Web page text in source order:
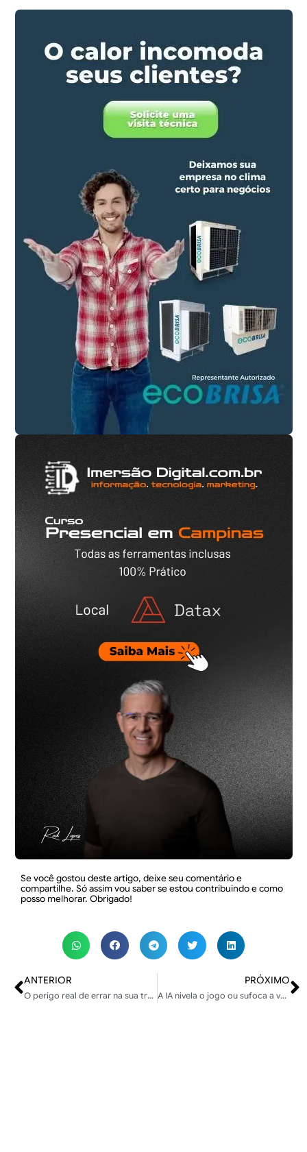
Se você gostou deste artigo, deixe seu comentário e
compartilhe. Só assim vou saber se estou contribuindo e como
posso melhorar. Obrigado!
ANTERIOR
O perigo real de errar na sua transição de carreira
PRÓXIMO
A IA nivela o jogo ou sufoca a verdadeira criatividade?